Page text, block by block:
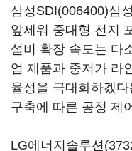
삼성SDI(006400)삼
앞세워 중대형 전지
설비 확장 속도는 다
엄 제품과 중저가 라
율성을 극대화하겠
구축에 따른 공정 제
LG에너지솔루션